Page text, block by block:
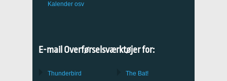
Kalender osv
E-mail Overførselsværktøjer for:
Thunderbird The Bat!